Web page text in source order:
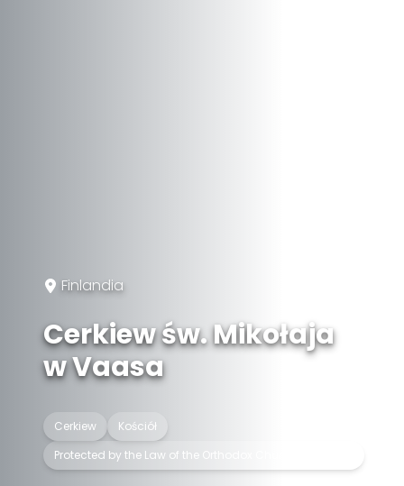
Finlandia
Cerkiew św. Mikołaja
w Vaasa
Cerkiew
Kościół
Protected by the Law of the Orthodox Church in Finland